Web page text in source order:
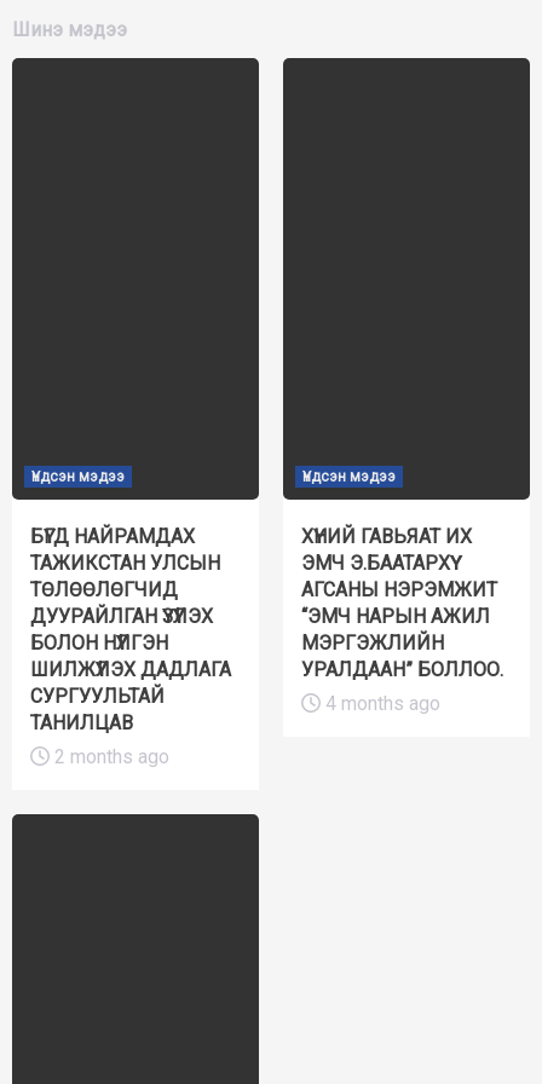
Шинэ мэдээ
Үндсэн мэдээ
БҮГД НАЙРАМДАХ
ТАЖИКСТАН УЛСЫН
ТӨЛӨӨЛӨГЧИД
ДУУРАЙЛГАН ҮЗҮҮЛЭХ
БОЛОН НҮҮЛГЭН
ШИЛЖҮҮЛЭХ ДАДЛАГА
СУРГУУЛЬТАЙ
ТАНИЛЦАВ
2 months ago
Үндсэн мэдээ
ХҮНИЙ ГАВЬЯАТ ИХ
ЭМЧ Э.БААТАРХҮҮ
АГСАНЫ НЭРЭМЖИТ
“ЭМЧ НАРЫН АЖИЛ
МЭРГЭЖЛИЙН
УРАЛДААН” БОЛЛОО.
4 months ago